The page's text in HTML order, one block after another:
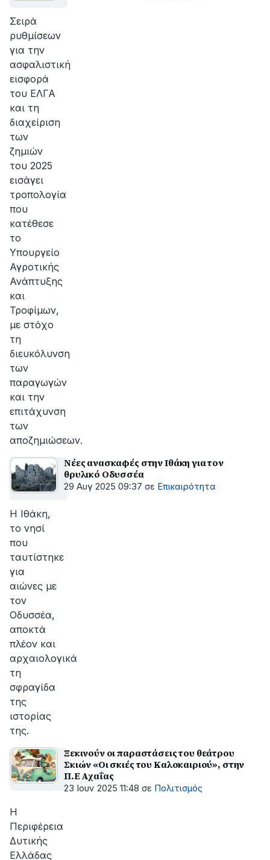
Σειρά
ρυθμίσεων
για την
ασφαλιστική
εισφορά
του ΕΛΓΑ
και τη
διαχείριση
των
ζημιών
του 2025
εισάγει
τροπολογία
που
κατέθεσε
το
Υπουργείο
Αγροτικής
Ανάπτυξης
και
Τροφίμων,
με στόχο
τη
διευκόλυνση
των
παραγωγών
και την
επιτάχυνση
των
αποζημιώσεων.
Νέες ανασκαφές στην Ιθάκη για τον
θρυλικό Οδυσσέα
29 Αυγ 2025 09:37 σε Επικαιρότητα
Η Ιθάκη,
το νησί
που
ταυτίστηκε
για
αιώνες με
τον
Οδυσσέα,
αποκτά
πλέον και
αρχαιολογικά
τη
σφραγίδα
της
ιστορίας
της.
Ξεκινούν οι παραστάσεις του θεάτρου
Σκιών «Οι σκιές του Καλοκαιριού», στην
Π.Ε Αχαΐας
23 Ιουν 2025 11:48 σε Πολιτισμός
Η
Περιφέρεια
Δυτικής
Ελλάδας